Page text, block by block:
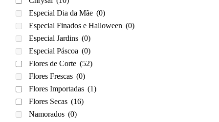
Especial Dia da Mãe (0)
Especial Finados e Halloween (0)
Especial Jardins (0)
Especial Páscoa (0)
Flores de Corte (52)
Flores Frescas (0)
Flores Importadas (1)
Flores Secas (16)
Namorados (0)